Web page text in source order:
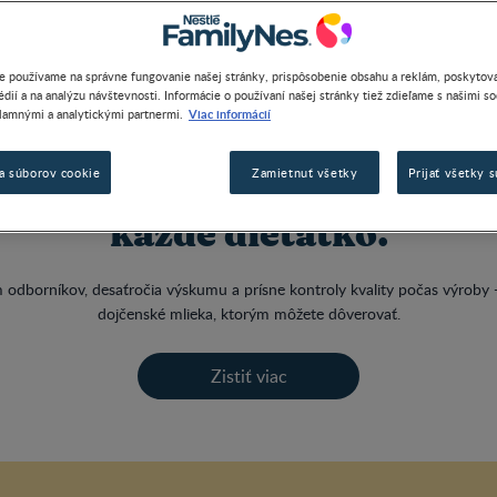
kompromisov,
každé dieťatko.
desaťročia výskumu a prísne kontroly kvality počas výroby
dojčenské mlieka, ktorým môžete dôverovať.
Zistiť viac
používame na správne fungovanie našej stránky, prispôsobenie obsahu a reklám,
a na analýzu návštevnosti. Informácie o používaní našej stránky tiež zdieľame s našimi
a analytickými partnermi. Viac informácií
súborov cookie Zamietnuť všetky Prijať všetky